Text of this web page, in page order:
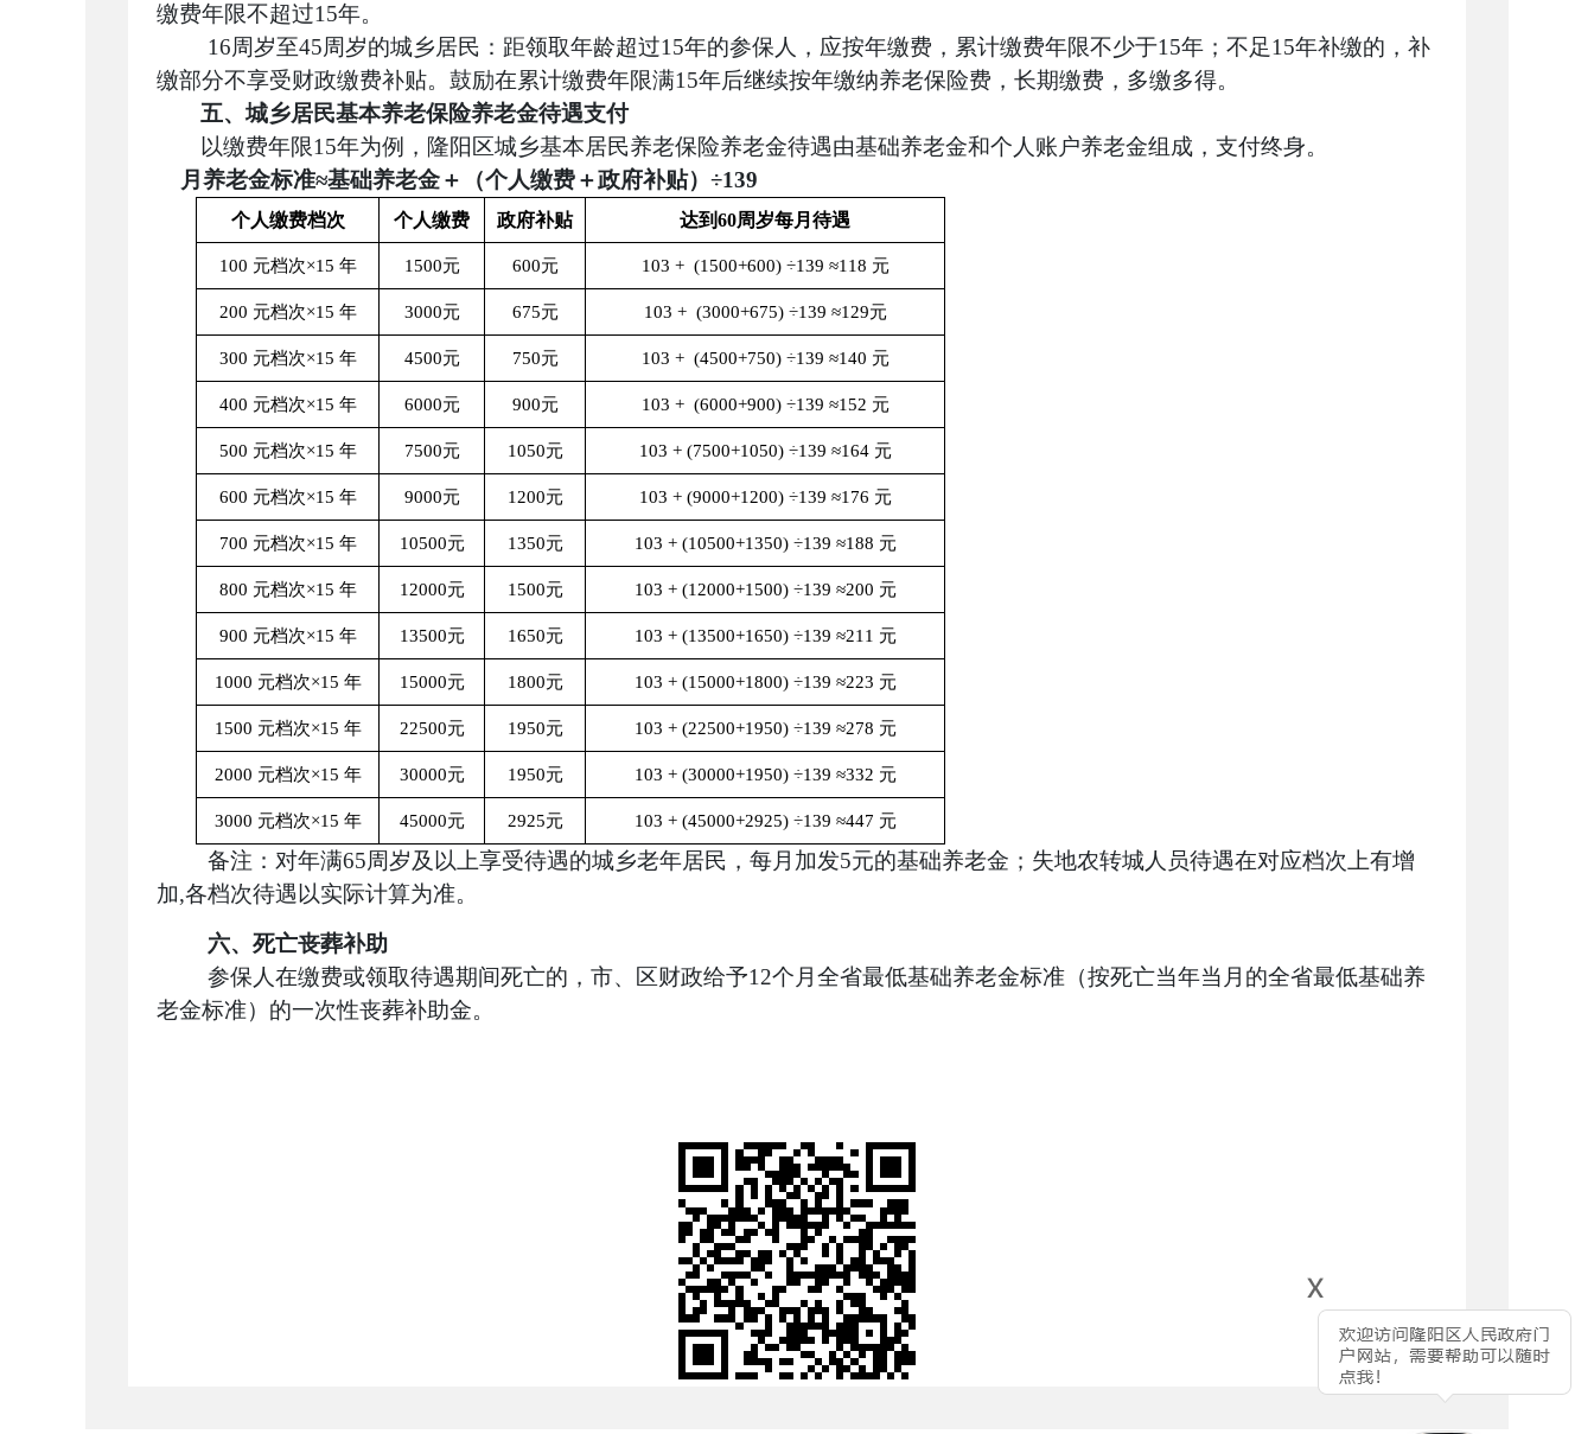
x
缴费年限不超过15年。
16周岁至45周岁的城乡居民：距领取年龄超过15年的参保人，应按年缴费，累计缴费年限不少于15年；不足15年补缴的，补
缴部分不享受财政缴费补贴。鼓励在累计缴费年限满15年后继续按年缴纳养老保险费，长期缴费，多缴多得。
五、城乡居民基本养老保险养老金待遇支付
以缴费年限15年为例，隆阳区城乡基本居民养老保险养老金待遇由基础养老金和个人账户养老金组成，支付终身。
月养老金标准≈基础养老金＋（个人缴费＋政府补贴）÷139
个人缴费档次 个人缴费 政府补贴 达到60周岁每月待遇
100 元档次×15 年 1500元 600元 103 + (1500+600) ÷139 ≈118 元
200 元档次×15 年 3000元 675元 103 + (3000+675) ÷139 ≈129元
300 元档次×15 年 4500元 750元 103 + (4500+750) ÷139 ≈140 元
400 元档次×15 年 6000元 900元 103 + (6000+900) ÷139 ≈152 元
500 元档次×15 年 7500元 1050元 103 + (7500+1050) ÷139 ≈164 元
600 元档次×15 年 9000元 1200元 103 + (9000+1200) ÷139 ≈176 元
700 元档次×15 年 10500元 1350元 103 + (10500+1350) ÷139 ≈188 元
800 元档次×15 年 12000元 1500元 103 + (12000+1500) ÷139 ≈200 元
900 元档次×15 年 13500元 1650元 103 + (13500+1650) ÷139 ≈211 元
1000 元档次×15 年 15000元 1800元 103 + (15000+1800) ÷139 ≈223 元
1500 元档次×15 年 22500元 1950元 103 + (22500+1950) ÷139 ≈278 元
2000 元档次×15 年 30000元 1950元 103 + (30000+1950) ÷139 ≈332 元
3000 元档次×15 年 45000元 2925元 103 + (45000+2925) ÷139 ≈447 元
备注：对年满65周岁及以上享受待遇的城乡老年居民，每月加发5元的基础养老金；失地农转城人员待遇在对应档次上有增
加,各档次待遇以实际计算为准。
六、死亡丧葬补助
参保人在缴费或领取待遇期间死亡的，市、区财政给予12个月全省最低基础养老金标准（按死亡当年当月的全省最低基础养
老金标准）的一次性丧葬补助金。